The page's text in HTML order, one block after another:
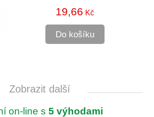
19,66 Kč
Do košíku
Zobrazit další
on-line s 5 výhodami